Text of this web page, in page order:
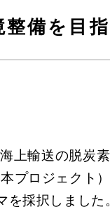
整備を目
上輸送の脱炭
プロジェクト
採択しました